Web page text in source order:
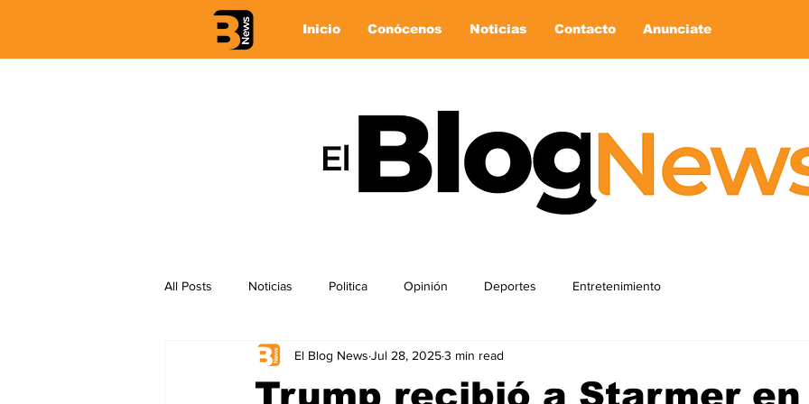
Inicio Conócenos Noticias Contacto Anunciate
All Posts Noticias Politica Opinión Deportes Entretenimiento
Trump recibió a Starmer en
El Blog News Jul 28, 20253 min read